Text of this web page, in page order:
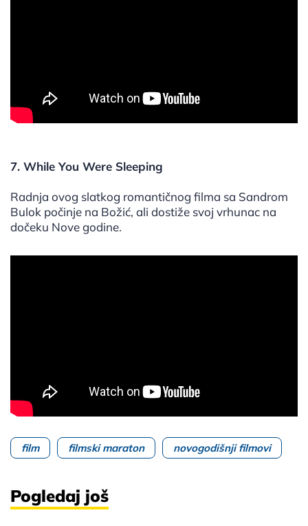
7. While You Were Sleeping
Radnja ovog slatkog romantičnog filma sa Sandrom
Bulok počinje na Božić, ali dostiže svoj vrhunac na
dočeku Nove godine.
film filmski maraton novogodišnji filmovi
Pogledaj još